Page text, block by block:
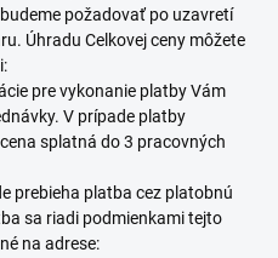
požadovať po uzavretí
Úhradu Celkovej ceny môžete
pre vykonanie platby Vám
V prípade platby
splatná do 3 pracovných
prebieha platba cez platobnú
sa riadi podmienkami tejto
na adrese: